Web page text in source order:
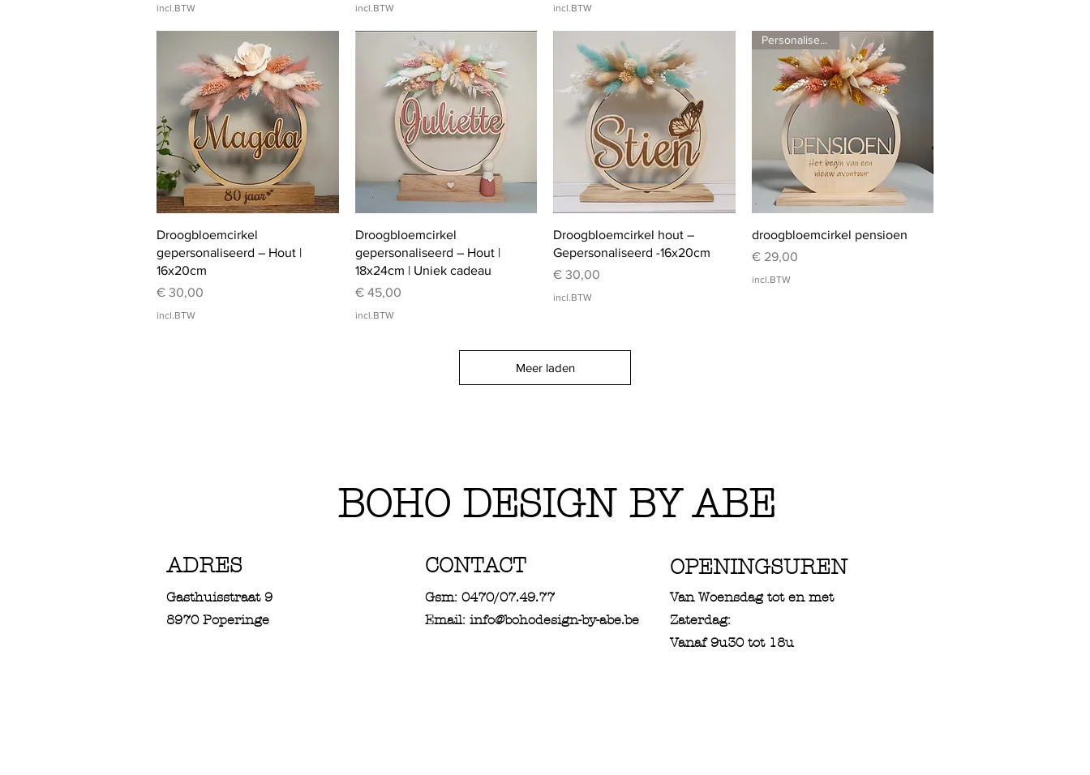
incl.BTW incl.BTW incl.BTW
Snel overzicht
Droogbloemcirkel
gepersonaliseerd – Hout |
16x20cm
Prijs
€ 30,00
incl.BTW
Snel overzicht
Droogbloemcirkel
gepersonaliseerd – Hout |
18x24cm | Uniek cadeau
Prijs
€ 45,00
incl.BTW
Snel overzicht
Droogbloemcirkel hout –
Gepersonaliseerd -16x20cm
Prijs
€ 30,00
incl.BTW
Snel overzicht
Personaliseerbaar
droogbloemcirkel pensioen
Prijs
€ 29,00
incl.BTW
Meer laden
BOHO DESIGN BY ABE
ADRES
Gasthuisstraat 9
8970 Poperinge
CONTACT
Gsm: 0470/07.49.77
Email: info@bohodesign-by-abe.be
OPENINGSUREN
Van Woensdag tot en met
Zaterdag:
Vanaf 9u30 tot 18u